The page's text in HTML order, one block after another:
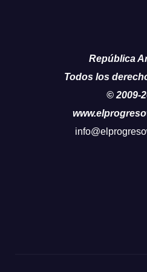
República
Todos los
© 2009-